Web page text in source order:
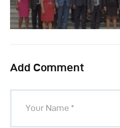
Add Comment